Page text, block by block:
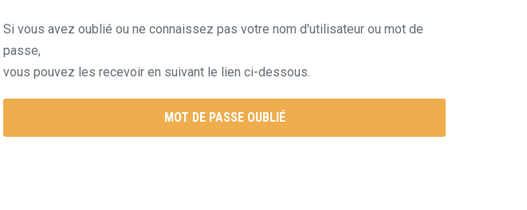
Si vous avez oublié ou ne connaissez pas votre nom d'utilisateur ou mot de
passe,
vous pouvez les recevoir en suivant le lien ci-dessous.
MOT DE PASSE OUBLIÉ